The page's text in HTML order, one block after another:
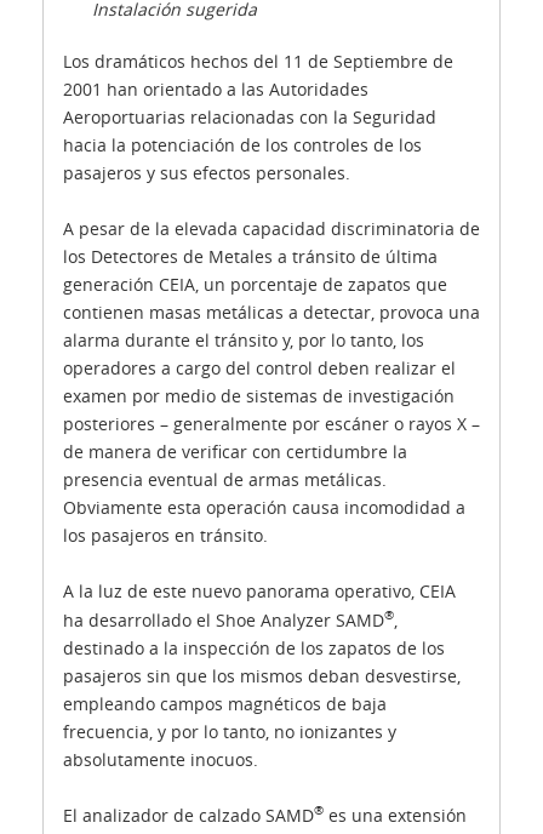
Instalación sugerida
Los dramáticos hechos del 11 de Septiembre de
2001 han orientado a las Autoridades
Aeroportuarias relacionadas con la Seguridad
hacia la potenciación de los controles de los
pasajeros y sus efectos personales.
A pesar de la elevada capacidad discriminatoria de
los Detectores de Metales a tránsito de última
generación CEIA, un porcentaje de zapatos que
contienen masas metálicas a detectar, provoca una
alarma durante el tránsito y, por lo tanto, los
operadores a cargo del control deben realizar el
examen por medio de sistemas de investigación
posteriores – generalmente por escáner o rayos X –
de manera de verificar con certidumbre la
presencia eventual de armas metálicas.
Obviamente esta operación causa incomodidad a
los pasajeros en tránsito.
A la luz de este nuevo panorama operativo, CEIA
ha desarrollado el Shoe Analyzer SAMD®
destinado a la inspección de los zapatos de los
pasajeros sin que los mismos deban desvestirse,
empleando campos magnéticos de baja
frecuencia, y por lo tanto, no ionizantes y
absolutamente inocuos.
El analizador de calzado SAMD® es una extensión